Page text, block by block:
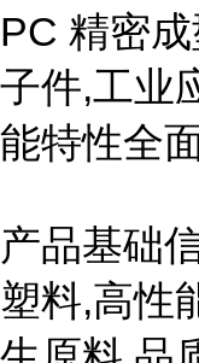
PC 精密
子件,工业
能特性全
产品基础
塑料,高性